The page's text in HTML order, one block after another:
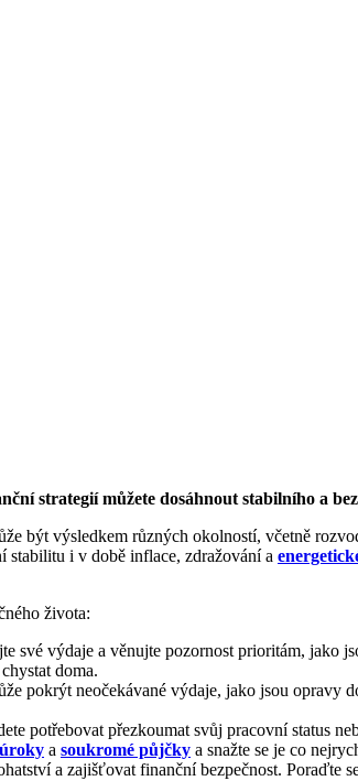
strategií můžete dosáhnout stabilního a
být výsledkem různých okolností, včetně
stabilitu i v době inflace, zdražování a
života:
své výdaje a věnujte pozornost prioritám, jako
chystat doma.
pokrýt neočekávané výdaje, jako jsou opravy
potřebovat přezkoumat svůj pracovní status
a soukromé půjčky a snažte se je co
a zajišťovat finanční bezpečnost. Poraďte